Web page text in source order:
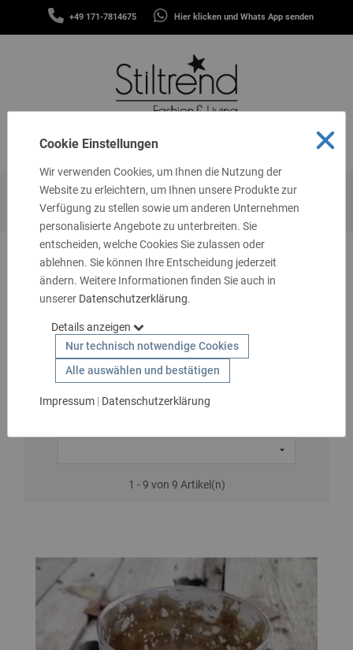
+49 171-7814675 Hier klicken und Whats App senden
MENÜ
SCHALS
STIRNBÄNDER
GUTSCHEINE
TASCHEN
&
MEHR
LIVING
SCHMUCK
SOCKEN
GESCHENKIDEEN
HANDSCHUHE
Startseite Living Vasen
Vasen

1 - 9 von 9 Artikel(n)
Cookie Einstellungen
Wir verwenden Cookies, um Ihnen die Nutzung der
Website zu erleichtern, um Ihnen unsere Produkte zur
Verfügung zu stellen sowie um anderen Unternehmen
personalisierte Angebote zu unterbreiten. Sie
entscheiden, welche Cookies Sie zulassen oder
ablehnen. Sie können Ihre Entscheidung jederzeit
ändern. Weitere Informationen finden Sie auch in
unserer Datenschutzerklärung.
Details anzeigen
Nur technisch notwendige Cookies
Alle auswählen und bestätigen
Impressum| Datenschutzerklärung